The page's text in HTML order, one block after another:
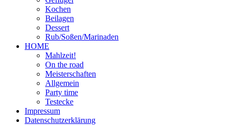
Kochen
Beilagen
Dessert
Rub/Soßen/Marinaden
HOME
Mahlzeit!
On the road
Meisterschaften
Allgemein
Party time
Testecke
Impressum
Datenschutzerklärung